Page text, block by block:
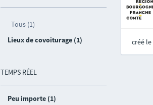
Tous (1)
Lieux de covoiturage (1)
TEMPS RÉEL
Peu importe (1)
créé